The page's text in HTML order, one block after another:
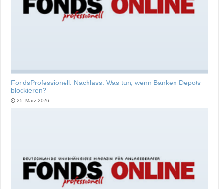
FondsProfessionell: Nachlass: Was tun, wenn Banken Depots
blockieren?
25. März 2026